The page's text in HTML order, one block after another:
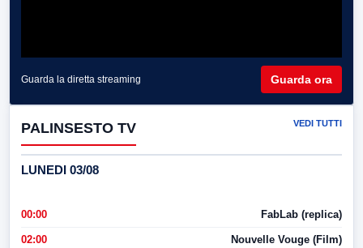
Guarda la diretta streaming Guarda ora
PALINSESTO TV VEDI TUTTI
LUNEDI 03/08
00:00 FabLab (replica)
02:00 Nouvelle Vouge (Film)